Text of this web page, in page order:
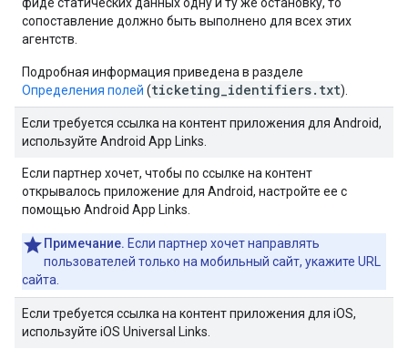
сопоставление должно быть выполнено для всех этих
агентств.
Подробная информация приведена в разделе
Определения полей (ticketing_identifiers.txt).
Если требуется ссылка на контент приложения для Android,
используйте Android App Links.
Если партнер хочет, чтобы по ссылке на контент
открывалось приложение для Android, настройте ее с
помощью Android App Links.
Примечание. Если партнер хочет направлять
пользователей только на мобильный сайт, укажите URL
сайта.
Если требуется ссылка на контент приложения для iOS,
используйте iOS Universal Links.